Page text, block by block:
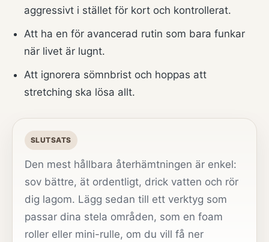
aggressivt i stället för kort och kontrollerat.
Att ha en för avancerad rutin som bara funkar
när livet är lugnt.
Att ignorera sömnbrist och hoppas att
stretching ska lösa allt.
SLUTSATS
Den mest hållbara återhämtningen är enkel:
sov bättre, ät ordentligt, drick vatten och rör
dig lagom. Lägg sedan till ett verktyg som
passar dina stela områden, som en foam
roller eller mini-rulle, om du vill få ner